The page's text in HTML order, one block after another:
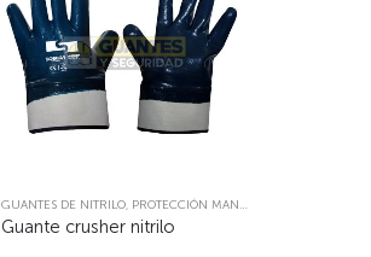
GUANTES DE NITRILO, PROTECCIÓN MANUAL
Guante crusher nitrilo